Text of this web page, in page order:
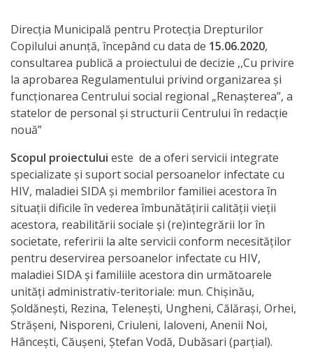
Parteneriate
Proiecte
Rapoarte
de
Transparență
Achiziții
publice
Invitații
de
participare
Direcția Municipală pentru Protecția Drepturilor
Copilului anunță, începând cu data de 15.06.2020,
consultarea publică a proiectului de decizie ,,Cu privire
la aprobarea Regulamentului privind organizarea și
funcționarea Centrului social regional „Renașterea”, a
statelor de personal și structurii Centrului în redacție
nouă”
Scopul proiectului este de a oferi servicii integrate
specializate şi suport social persoanelor infectate cu
HIV, maladiei SIDA şi membrilor familiei acestora în
situaţii dificile în vederea îmbunătăţirii calităţii vieţii
acestora, reabilitării sociale şi (re)integrării lor în
societate, referirii la alte servicii conform necesităţilor
pentru deservirea persoanelor infectate cu HIV,
maladiei SIDA şi familiile acestora din următoarele
unităţi administrativ-teritoriale: mun. Chișinău,
Șoldănești, Rezina, Telenești, Ungheni, Călărași, Orhei,
Strășeni, Nisporeni, Criuleni, Ialoveni, Anenii Noi,
Hâncești, Căușeni, Ștefan Vodă, Dubăsari (parțial).